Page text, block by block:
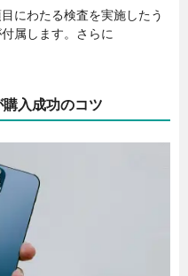
にわたる検査を実施したう
属します。さらに
入成功のコツ